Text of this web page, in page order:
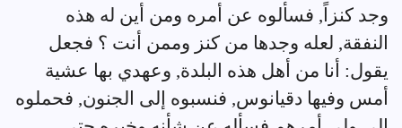
وجد كنزاً, فسألوه عن أمره ومن أين له هذه
النفقة, لعله وجدها من كنز وممن أنت ؟ فجعل
يقول: أنا من أهل هذه البلدة, وعهدي بها عشية
أمس وفيها دقيانوس, فنسبوه إلى الجنون, فحملوه